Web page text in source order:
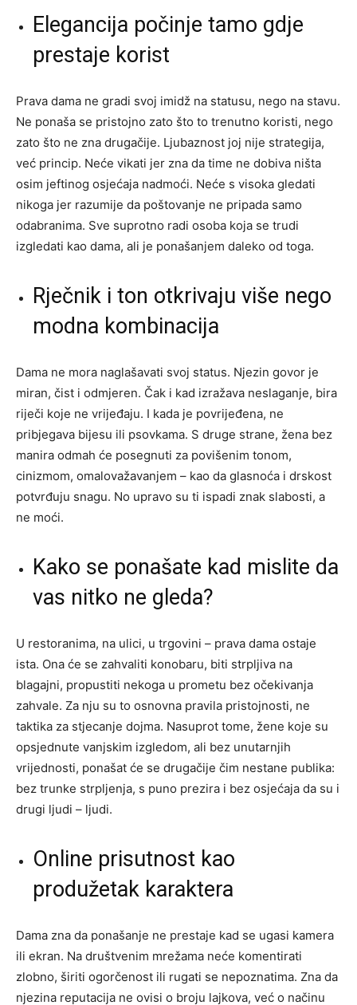
Elegancija počinje tamo gdje
prestaje korist
Prava dama ne gradi svoj imidž na statusu, nego na stavu.
Ne ponaša se pristojno zato što to trenutno koristi, nego
zato što ne zna drugačije. Ljubaznost joj nije strategija,
već princip. Neće vikati jer zna da time ne dobiva ništa
osim jeftinog osjećaja nadmoći. Neće s visoka gledati
nikoga jer razumije da poštovanje ne pripada samo
odabranima. Sve suprotno radi osoba koja se trudi
izgledati kao dama, ali je ponašanjem daleko od toga.
Rječnik i ton otkrivaju više nego
modna kombinacija
Dama ne mora naglašavati svoj status. Njezin govor je
miran, čist i odmjeren. Čak i kad izražava neslaganje, bira
riječi koje ne vrijeđaju. I kada je povrijeđena, ne
pribjegava bijesu ili psovkama. S druge strane, žena bez
manira odmah će posegnuti za povišenim tonom,
cinizmom, omalovažavanjem – kao da glasnoća i drskost
potvrđuju snagu. No upravo su ti ispadi znak slabosti, a
ne moći.
Kako se ponašate kad mislite da
vas nitko ne gleda?
U restoranima, na ulici, u trgovini – prava dama ostaje
ista. Ona će se zahvaliti konobaru, biti strpljiva na
blagajni, propustiti nekoga u prometu bez očekivanja
zahvale. Za nju su to osnovna pravila pristojnosti, ne
taktika za stjecanje dojma. Nasuprot tome, žene koje su
opsjednute vanjskim izgledom, ali bez unutarnjih
vrijednosti, ponašat će se drugačije čim nestane publika:
bez trunke strpljenja, s puno prezira i bez osjećaja da su i
drugi ljudi – ljudi.
Online prisutnost kao
produžetak karaktera
Dama zna da ponašanje ne prestaje kad se ugasi kamera
ili ekran. Na društvenim mrežama neće komentirati
zlobno, širiti ogorčenost ili rugati se nepoznatima. Zna da
njezina reputacija ne ovisi o broju lajkova, već o načinu